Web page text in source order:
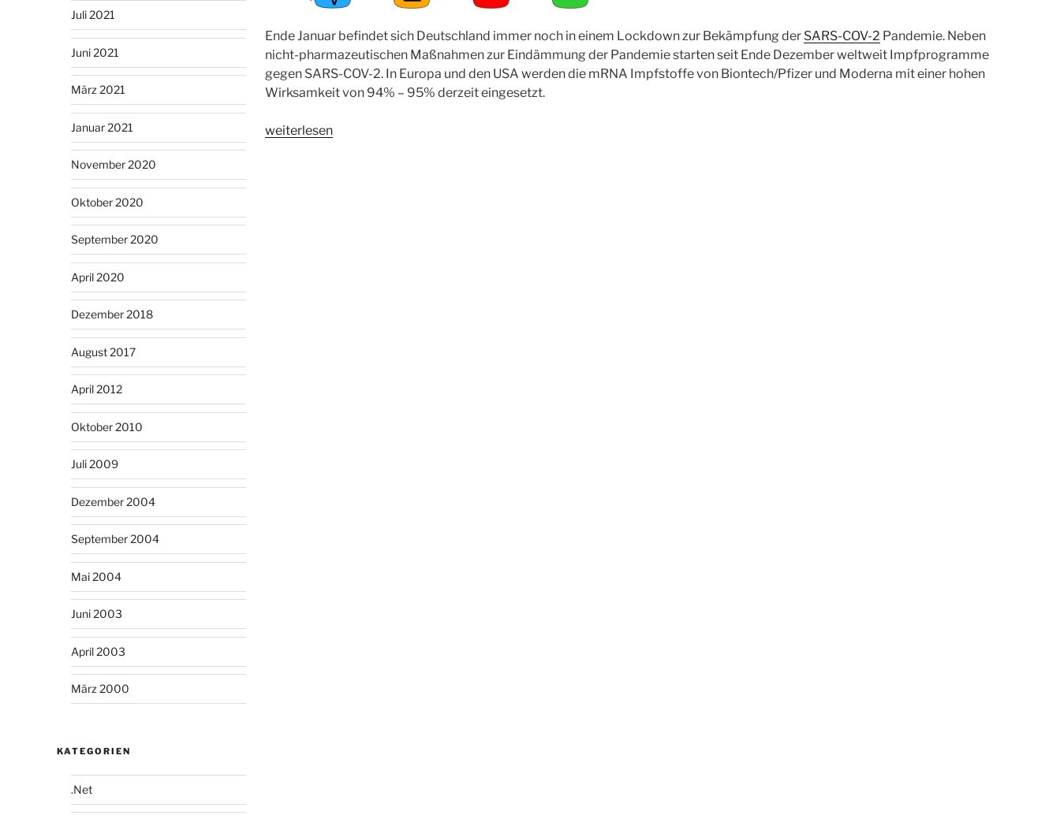
Ende Januar befindet sich Deutschland immer noch in einem Lockdown zur Bekämpfung der SARS-COV-2 Pandemie. Neben
nicht-pharmazeutischen Maßnahmen zur Eindämmung der Pandemie starten seit Ende Dezember weltweit Impfprogramme
gegen SARS-COV-2. In Europa und den USA werden die mRNA Impfstoffe von Biontech/Pfizer und Moderna mit einer hohen
Wirksamkeit von 94% – 95% derzeit eingesetzt.
„Neue
weiterlesen
Juli 2021
Juni 2021
März 2021
Januar 2021
November 2020
Oktober 2020
September 2020
April 2020
Dezember 2018
August 2017
April 2012
Oktober 2010
Juli 2009
Dezember 2004
September 2004
Mai 2004
Juni 2003
April 2003
März 2000
KATEGORIEN
.Net